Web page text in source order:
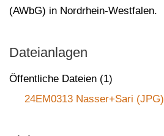
(AWbG) in Nordrhein-Westfalen.
Dateianlagen
Öffentliche Dateien (1)
24EM0313 Nasser+Sari (JPG)